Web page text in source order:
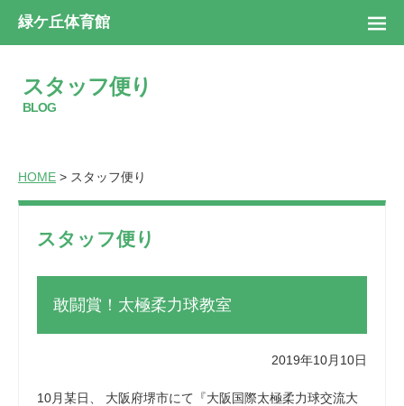
緑ケ丘体育館
スタッフ便り
BLOG
HOME > スタッフ便り
スタッフ便り
敢闘賞！太極柔力球教室
2019年10月10日
10月某日、 大阪府堺市にて『大阪国際太極柔力球交流大